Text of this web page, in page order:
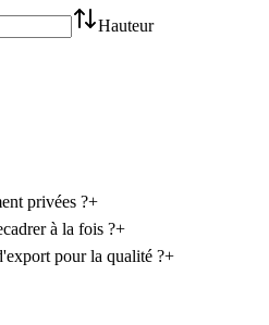
Hauteur
privées ?+
à la fois ?+
pour la qualité ?+